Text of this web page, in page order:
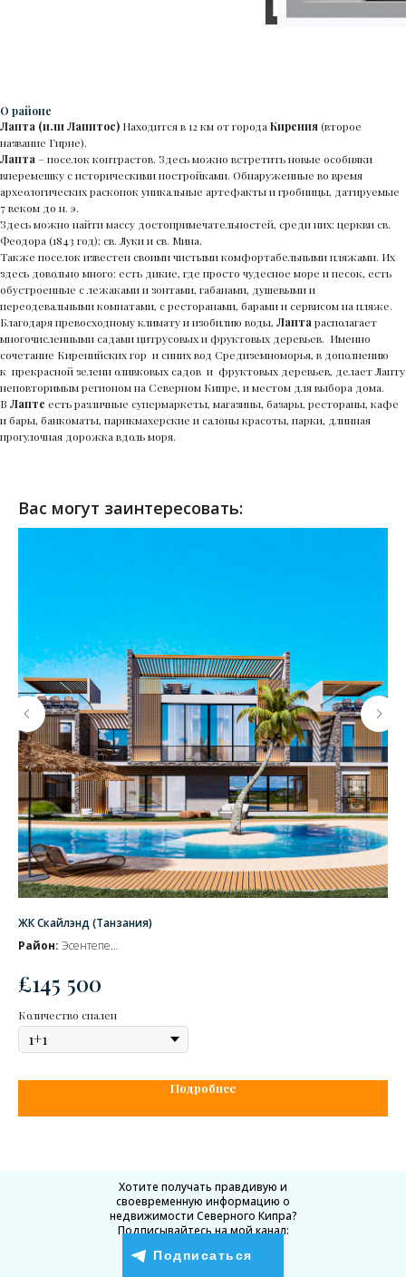
О районе
Лапта (или Лапитос) Находится в 12 км от городаКирения(второе
название Гирне).
Лапта– поселок контрастов. Здесь можно встретить новые особняки
вперемешку с историческими постройками. Обнаруженные во время
археологических раскопок уникальные артефакты и гробницы, датируемые
7 веком до н. э.
Здесь можно найти массу достопримечательностей, среди них: церкви св.
Феодора (1843 год); св. Луки и св. Мина.
Также поселок известен своими чистыми комфортабельными пляжами. Их
здесь довольно много: есть дикие, где просто чудесное море и песок, есть
обустроенные с лежаками и зонтами, габанами, душевыми и
переодевальными комнатами, с ресторанами, барами и сервисом на пляже.
Благодаря превосходному климату и изобилию воды, Лаптарасполагает
многочисленными садами цитрусовых и фруктовых деревьев. Именно
сочетание Киренийских гор и синих вод Средиземноморья, в дополнению
к прекрасной зелени оливковых садов и фруктовых деревьев, делает Лапту
неповторимым регионом на Северном Кипре, и местом для выбора дома.
В Лапте есть различные супермаркеты, магазины, базары, рестораны, кафе
и бары, банкоматы, парикмахерские и салоны красоты, парки, длинная
прогулочная дорожка вдоль моря.
Вас могут заинтересовать:
ЖК Скайлэнд (Танзания)
Район: Эсентепе
В продаже объекты стоимостью от:
£145 500
Количество спален
Подробнее
Хотите получать правдивую и
своевременную информацию о
недвижимости Северного Кипра?
Подписывайтесь на мой канал:
Подписаться